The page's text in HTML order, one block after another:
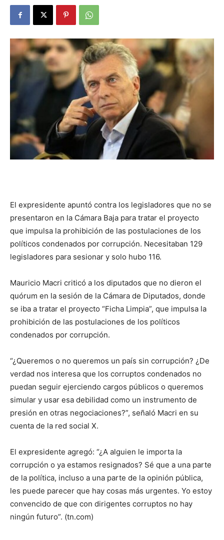
::
La
Verdad
ve…
El expresidente apuntó contra los legisladores que no se
presentaron en la Cámara Baja para tratar el proyecto
que impulsa la prohibición de las postulaciones de los
políticos condenados por corrupción. Necesitaban 129
legisladores para sesionar y solo hubo 116.
Mauricio Macri criticó a los diputados que no dieron el
quórum en la sesión de la Cámara de Diputados, donde
se iba a tratar el proyecto “Ficha Limpia”, que impulsa la
prohibición de las postulaciones de los políticos
condenados por corrupción.
“¿Queremos o no queremos un país sin corrupción? ¿De
verdad nos interesa que los corruptos condenados no
puedan seguir ejerciendo cargos públicos o queremos
simular y usar esa debilidad como un instrumento de
presión en otras negociaciones?”, señaló Macri en su
cuenta de la red social X.
El expresidente agregó: “¿A alguien le importa la
corrupción o ya estamos resignados? Sé que a una parte
de la política, incluso a una parte de la opinión pública,
les puede parecer que hay cosas más urgentes. Yo estoy
convencido de que con dirigentes corruptos no hay
ningún futuro”. (tn.com)